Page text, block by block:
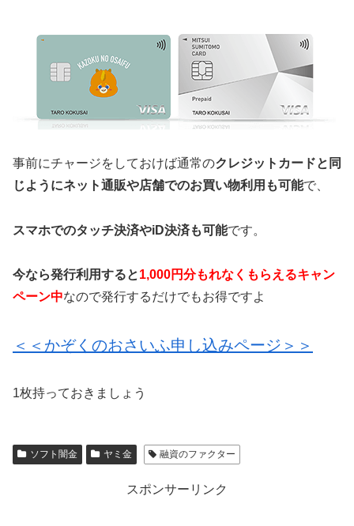
事前にチャージをしておけば通常のクレジットカードと同
じようにネット通販や店舗でのお買い物利用も可能で、
スマホでのタッチ決済やiD決済も可能です。
今なら発行利用すると1,000円分もれなくもらえるキャン
ペーン中なので発行するだけでもお得ですよ
＜＜かぞくのおさいふ申し込みページ＞＞
1枚持っておきましょう
ソフト闇金 ヤミ金 融資のファクター
スポンサーリンク